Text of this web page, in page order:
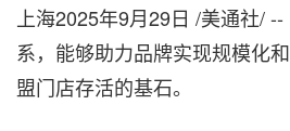
上海2025年9月29日 /美通社/
系，能够助力品牌实现规模化
盟门店存活的基石。